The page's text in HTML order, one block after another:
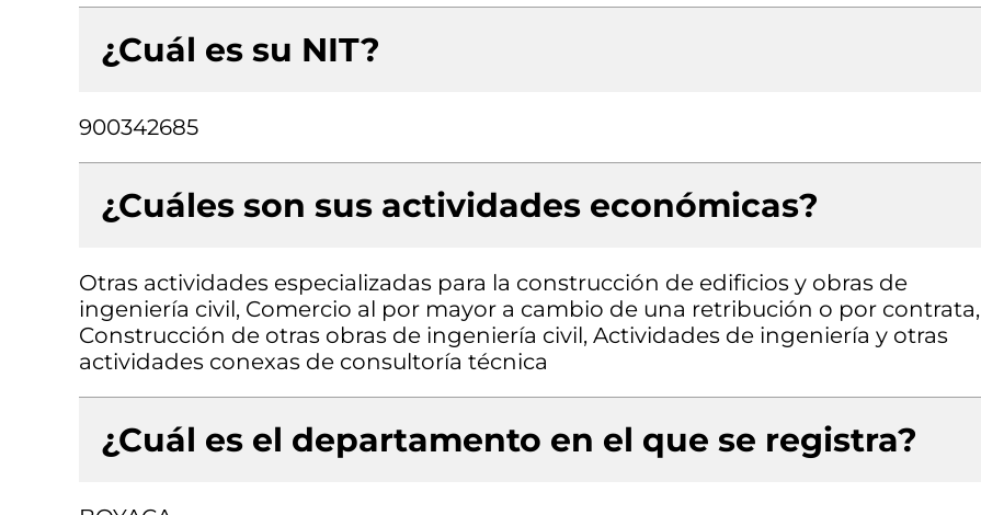
¿Cuál es su NIT?
900342685
¿Cuáles son sus actividades económicas?
Otras actividades especializadas para la construcción de edificios y obras de
ingeniería civil, Comercio al por mayor a cambio de una retribución o por contrata,
Construcción de otras obras de ingeniería civil, Actividades de ingeniería y otras
actividades conexas de consultoría técnica
¿Cuál es el departamento en el que se registra?